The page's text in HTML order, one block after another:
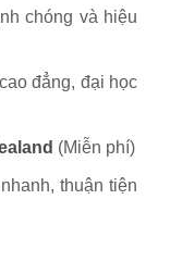
chóng và hiệu
đẳng, đại học
(Miễn phí)
thuận tiện